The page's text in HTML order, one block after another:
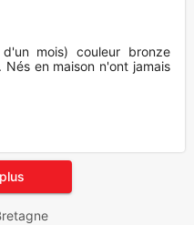
mois) couleur bronze
en maison n'ont jamais